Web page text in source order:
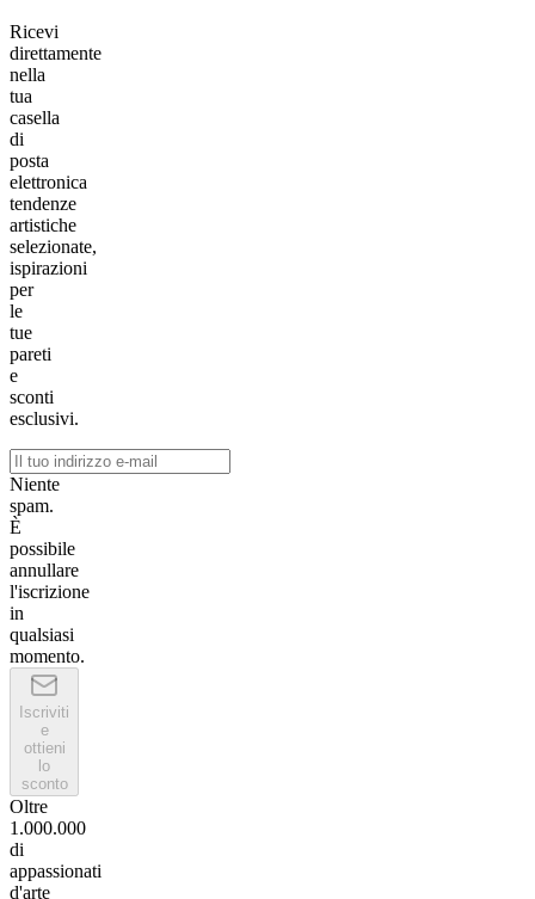
Ricevi
direttamente
nella
tua
casella
di
posta
elettronica
tendenze
artistiche
selezionate,
ispirazioni
per
le
tue
pareti
e
sconti
esclusivi.
Niente
spam.
È
possibile
annullare
l'iscrizione
in
qualsiasi
momento.
Iscriviti
e
ottieni
lo
sconto
Oltre
1.000.000
di
appassionati
d'arte